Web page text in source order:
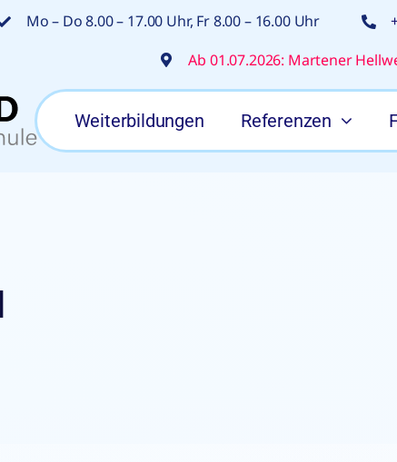
Mo – Do 8.00 – 17.00 Uhr, Fr 8.00 – 16.00 Uhr
Ab 01.07.2026: Martener
Weiterbildungen Referenzen